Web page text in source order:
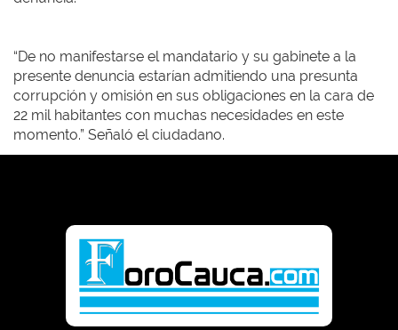
“De no manifestarse el mandatario y su gabinete a la
presente denuncia estarían admitiendo una presunta
corrupción y omisión en sus obligaciones en la cara de
22 mil habitantes con muchas necesidades en este
momento.” Señaló el ciudadano.